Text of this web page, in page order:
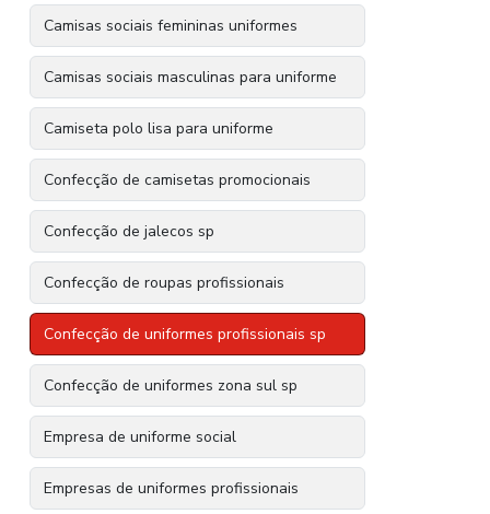
Camisas sociais femininas uniformes
Camisas sociais masculinas para uniforme
Camiseta polo lisa para uniforme
Confecção de camisetas promocionais
Confecção de jalecos sp
Confecção de roupas profissionais
Confecção de uniformes profissionais sp
Confecção de uniformes zona sul sp
Empresa de uniforme social
Empresas de uniformes profissionais